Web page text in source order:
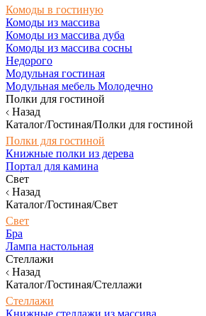
Комоды в гостиную
Комоды из массива
Комоды из массива дуба
Комоды из массива сосны
Недорого
Модульная гостиная
Модульная мебель Молодечно
Полки для гостиной
Назад
Каталог/Гостиная/Полки для гостиной
Полки для гостиной
Книжные полки из дерева
Портал для камина
Свет
Назад
Каталог/Гостиная/Свет
Свет
Бра
Лампа настольная
Стеллажи
Назад
Каталог/Гостиная/Стеллажи
Стеллажи
Книжные стеллажи из массива